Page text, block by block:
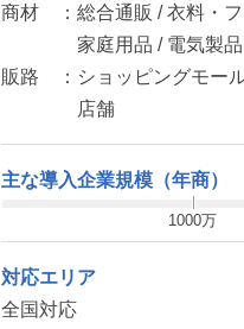
商材 ： 総合通販 / 衣料・
家庭用品 / 電気製
販路 ： ショッピングモー
店舗
主な導入企業規模（年商）
1000万
対応エリア
全国対応